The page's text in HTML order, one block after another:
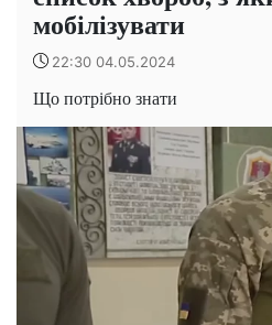
мобілізувати
22:30 04.05.2024
Що потрібно знати